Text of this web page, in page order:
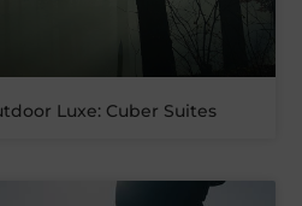
Luxe: Cuber Suites